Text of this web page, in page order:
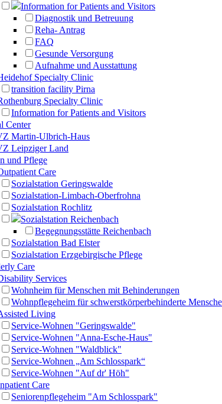
Information for Patients and Visitors
Diagnostik und Betreuung
Reha- Antrag
FAQ
Gesunde Versorgung
Aufnahme und Ausstattung
Specialty Clinic
transition facility Pirna
Specialty Clinic
Information for Patients and Visitors
Center
Martin-Ulbrich-Haus
Leipziger Land
und Pflege
Care
Sozialstation Geringswalde
Sozialstation-Limbach-Oberfrohna
Sozialstation Rochlitz
Sozialstation Reichenbach
Begegnungsstätte Reichenbach
Sozialstation Bad Elster
Sozialstation Erzgebirgische Pflege
Care
Services
Wohnheim für Menschen mit Behinderungen
Wohnpflegeheim für schwerstkörperbehinderte
Living
Service-Wohnen "Geringswalde"
Service-Wohnen "Anna-Esche-Haus"
Service-Wohnen "Waldblick"
Service-Wohnen „Am Schlosspark“
Service-Wohnen "Auf dr' Höh"
Care
Seniorenpflegeheim "Am Schlosspark"